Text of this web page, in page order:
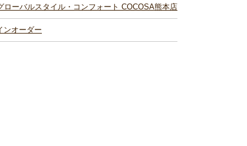
ローバルスタイル・コンフォート COCOSA熊本店
ンオーダー